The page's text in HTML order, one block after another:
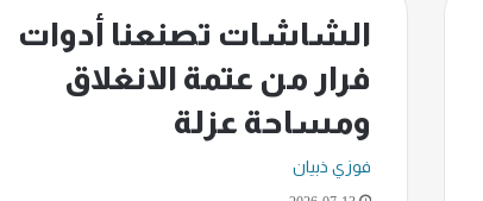
الشاشات تصنعنا أدوات
فرار من عتمة الانغلاق
ومساحة عزلة
فوزي ذبيان